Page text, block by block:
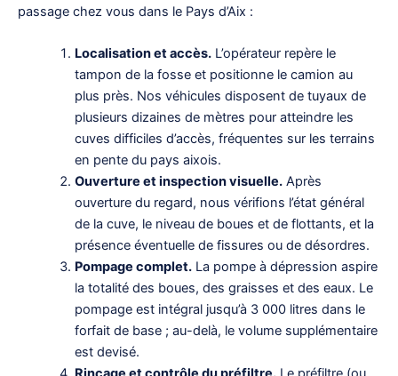
passage chez vous dans le Pays d’Aix :
Localisation et accès.L’opérateur repère le
tampon de la fosse et positionne le camion au
plus près. Nos véhicules disposent de tuyaux de
plusieurs dizaines de mètres pour atteindre les
cuves difficiles d’accès, fréquentes sur les terrains
en pente du pays aixois.
Ouverture et inspection visuelle.Après
ouverture du regard, nous vérifions l’état général
de la cuve, le niveau de boues et de flottants, et la
présence éventuelle de fissures ou de désordres.
Pompage complet.La pompe à dépression aspire
la totalité des boues, des graisses et des eaux. Le
pompage est intégral jusqu’à 3 000 litres dans le
forfait de base ; au-delà, le volume supplémentaire
est devisé.